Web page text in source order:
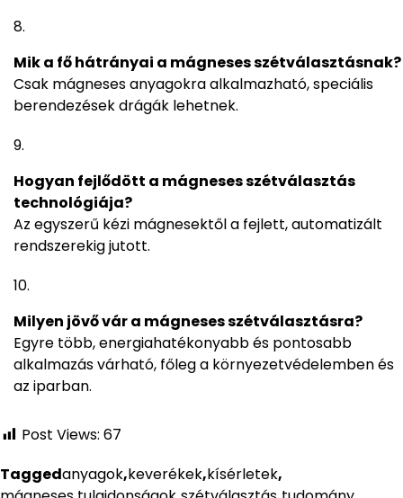
Mik a fő hátrányai a mágneses szétválasztásnak?
Csak mágneses anyagokra alkalmazható, speciális
berendezések drágák lehetnek.
Hogyan fejlődött a mágneses szétválasztás
technológiája?
Az egyszerű kézi mágnesektől a fejlett, automatizált
rendszerekig jutott.
Milyen jövő vár a mágneses szétválasztásra?
Egyre több, energiahatékonyabb és pontosabb
alkalmazás várható, főleg a környezetvédelemben és
az iparban.
Post Views: 67
Taggedanyagok,keverékek,kísérletek,